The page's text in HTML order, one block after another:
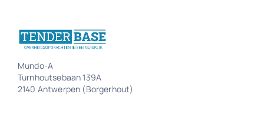
Mundo-A
Turnhoutsebaan 139A
2140 Antwerpen (Borgerhout)